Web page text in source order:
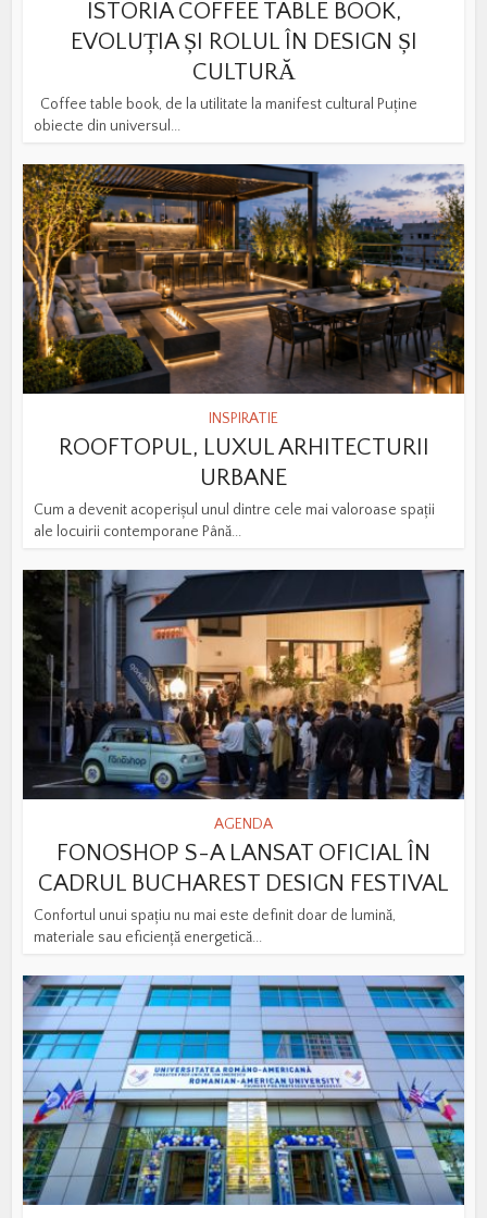
ISTORIA COFFEE TABLE BOOK,
EVOLUȚIA ȘI ROLUL ÎN DESIGN ȘI
CULTURĂ
Coffee table book, de la utilitate la manifest cultural Puține
obiecte din universul...
INSPIRATIE
ROOFTOPUL, LUXUL ARHITECTURII
URBANE
Cum a devenit acoperișul unul dintre cele mai valoroase spații
ale locuirii contemporane Până...
AGENDA
FONOSHOP S-A LANSAT OFICIAL ÎN
CADRUL BUCHAREST DESIGN FESTIVAL
Confortul unui spațiu nu mai este definit doar de lumină,
materiale sau eficiență energetică...